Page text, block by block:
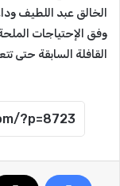
الخالق عبد اللطيف
وفق الإحتياجات
القافلة السابقة حتى